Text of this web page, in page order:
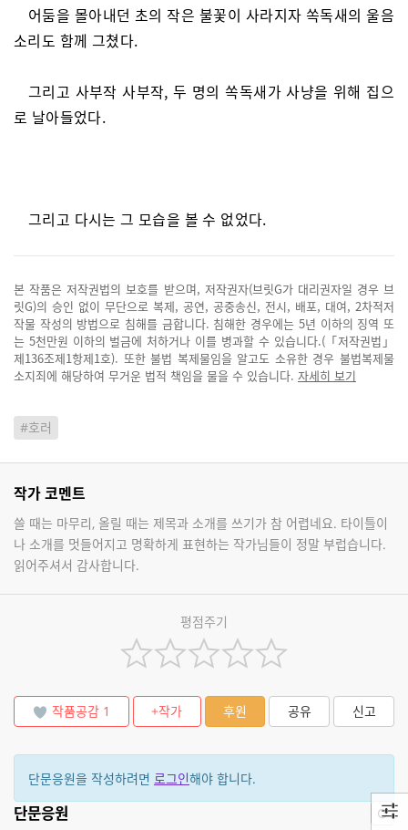
어둠을 몰아내던 초의 작은 불꽃이 사라지자 쏙독새의 울음
소리도 함께 그쳤다.
그리고 사부작 사부작, 두 명의 쏙독새가 사냥을 위해 집으
로 날아들었다.
그리고 다시는 그 모습을 볼 수 없었다.
본 작품은 저작권법의 보호를 받으며, 저작권자(브릿G가 대리권자일 경우 브
릿G)의 승인 없이 무단으로 복제, 공연, 공중송신, 전시, 배포, 대여, 2차적저
작물 작성의 방법으로 침해를 금합니다. 침해한 경우에는 5년 이하의 징역 또
는 5천만원 이하의 벌금에 처하거나 이를 병과할 수 있습니다.(「저작권법」
제136조제1항제1호). 또한 불법 복제물임을 알고도 소유한 경우 불법복제물
소지죄에 해당하여 무거운 법적 책임을 물을 수 있습니다. 자세히 보기
#호러
작가 코멘트
쓸 때는 마무리, 올릴 때는 제목과 소개를 쓰기가 참 어렵네요. 타이틀이
나 소개를 멋들어지고 명확하게 표현하는 작가님들이 정말 부럽습니다.
읽어주셔서 감사합니다.
평점주기
작품공감 1 +작가 후원 공유 신고
단문응원을 작성하려면 로그인해야 합니다.
단문응원